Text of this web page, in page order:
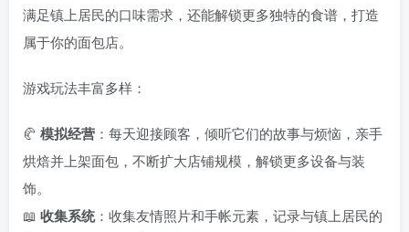
满足镇上居民的口味需求，还能解锁更多独特的食谱，打造
属于你的面包店。
游戏玩法丰富多样：
🥐 模拟经营 ：每天迎接顾客，倾听它们的故事与烦恼，亲手
烘焙并上架面包，不断扩大店铺规模，解锁更多设备与装
饰。
📖 收集系统：收集友情照片和手帐元素，记录与镇上居民的